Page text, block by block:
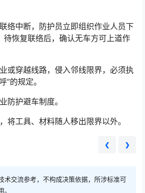
络中断，防护员立即组织作业人员下
待恢复联络后，确认无车方可上道作
或穿越线路，侵入邻线限界，必须执
”的规定。
防护避车制度。
将工具、材料随人移出限界以外。
❮ ❯
术交流参考，不构成决策依据，所涉标准可